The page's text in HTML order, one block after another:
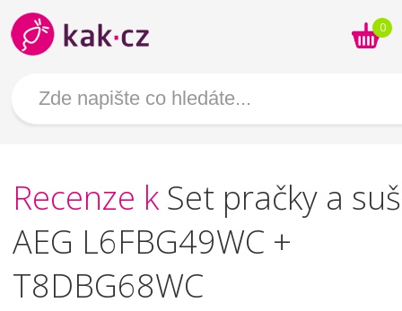
0
Recenze k Set pračky a
AEG L6FBG49WC +
T8DBG68WC